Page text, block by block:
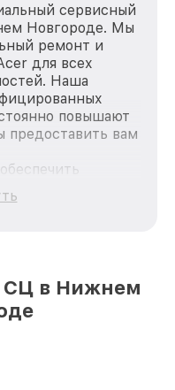
сервисный
Новгороде. Мы
ремонт и
для всех
Наша
повышают
предоставить вам
ремонт для
Acer, вне
Acer в городе
повышая
СЦ в Нижнем